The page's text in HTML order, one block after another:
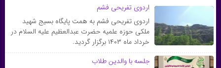
اردوی تفریحی فشم
اردوی تفریحی فشم به همت پایگاه بسیج شهید
ملکی حوزه علمیه حضرت عبدالعظیم علیه السلام در
خرداد ماه ۱۴۰۳ برگزار گردید.
جلسه با والدین طلاب